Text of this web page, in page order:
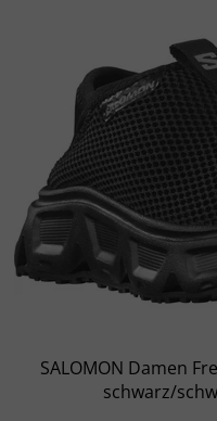
SALOMON Damen
schwarz/